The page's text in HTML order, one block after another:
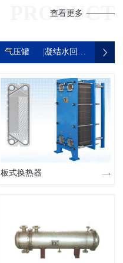
PRODUCT
查看更多
气压罐 凝结水回收装置 各种
板式换热器